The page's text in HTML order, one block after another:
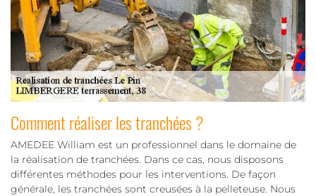
Comment réaliser les tranchées ?
AMEDEE William est un professionnel dans le domaine de
la réalisation de tranchées. Dans ce cas, nous disposons
différentes méthodes pour les interventions. De façon
générale, les tranchées sont creusées à la pelleteuse. Nous